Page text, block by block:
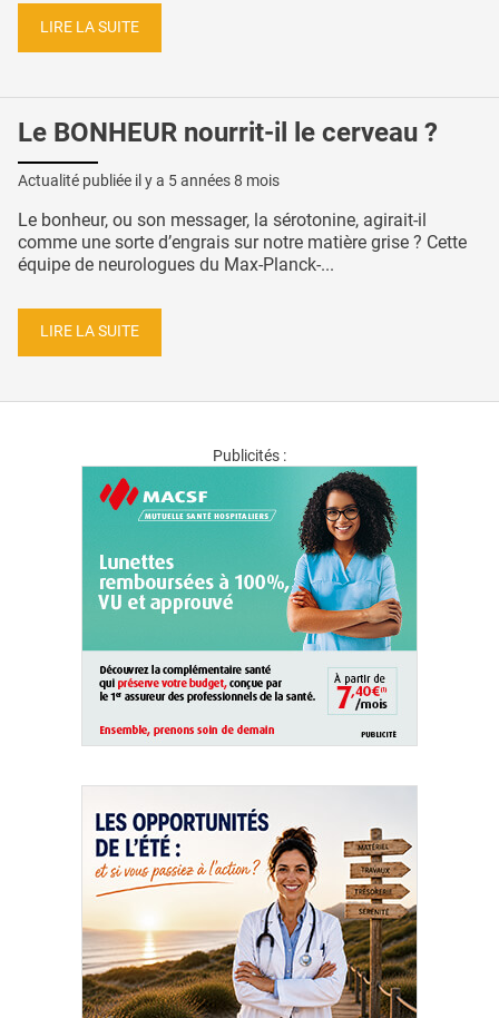
LIRE LA SUITE
Le BONHEUR nourrit-il le cerveau ?
Actualité publiée il y a 5 années 8 mois
Le bonheur, ou son messager, la sérotonine, agirait-il
comme une sorte d’engrais sur notre matière grise ? Cette
équipe de neurologues du Max-Planck-...
LIRE LA SUITE
Publicités :